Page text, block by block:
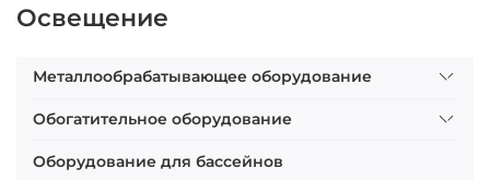
Освещение
Металлообрабатывающее оборудование
Обогатительное оборудование
Оборудование для бассейнов